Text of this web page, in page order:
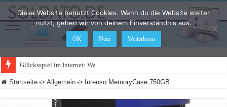
Glücksspiel im Internet: Was ändert sich
Startseite -> Allgemein -> Intenso MemoryCase 750GB
Diese Website benutzt Cookies. Wenn du die Website weiter
nutzt, gehen wir von deinem Einverständnis aus.
OK Nein Weiterlesen